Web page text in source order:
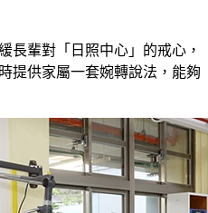
長輩對「日照中心」的戒心，
提供家屬一套婉轉說法，能夠